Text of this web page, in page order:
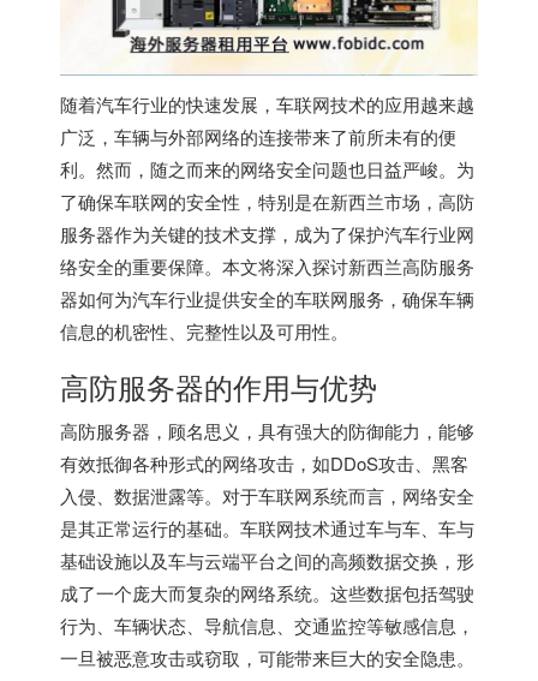
随着汽车行业的快速发展，车联网技术的应用越来越
广泛，车辆与外部网络的连接带来了前所未有的便
利。然而，随之而来的网络安全问题也日益严峻。为
了确保车联网的安全性，特别是在新西兰市场，高防
服务器作为关键的技术支撑，成为了保护汽车行业网
络安全的重要保障。本文将深入探讨新西兰高防服务
器如何为汽车行业提供安全的车联网服务，确保车辆
信息的机密性、完整性以及可用性。
高防服务器的作用与优势
高防服务器，顾名思义，具有强大的防御能力，能够
有效抵御各种形式的网络攻击，如DDoS攻击、黑客
入侵、数据泄露等。对于车联网系统而言，网络安全
是其正常运行的基础。车联网技术通过车与车、车与
基础设施以及车与云端平台之间的高频数据交换，形
成了一个庞大而复杂的网络系统。这些数据包括驾驶
行为、车辆状态、导航信息、交通监控等敏感信息，
一旦被恶意攻击或窃取，可能带来巨大的安全隐患。